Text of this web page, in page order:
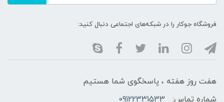
فروشگاه جوکار را در شبکه‌های اجتماعی دنبال کنید:
هفت روز هفته ، پاسخگوی شما هستیم
شماره تماس:
09122331533